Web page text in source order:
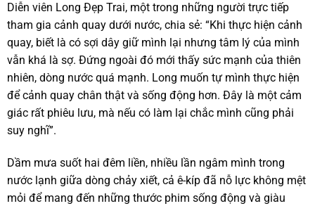
Diễn viên Long Đẹp Trai, một trong những người trực tiếp
tham gia cảnh quay dưới nước, chia sẻ: “Khi thực hiện cảnh
quay, biết là có sợi dây giữ mình lại nhưng tâm lý của mình
vẫn khá là sợ. Đứng ngoài đó mới thấy sức mạnh của thiên
nhiên, dòng nước quá mạnh. Long muốn tự mình thực hiện
để cảnh quay chân thật và sống động hơn. Đây là một cảm
giác rất phiêu lưu, mà nếu có làm lại chắc mình cũng phải
suy nghĩ”.
Dầm mưa suốt hai đêm liền, nhiều lần ngâm mình trong
nước lạnh giữa dòng chảy xiết, cả ê-kíp đã nỗ lực không mệt
mỏi để mang đến những thước phim sống động và giàu